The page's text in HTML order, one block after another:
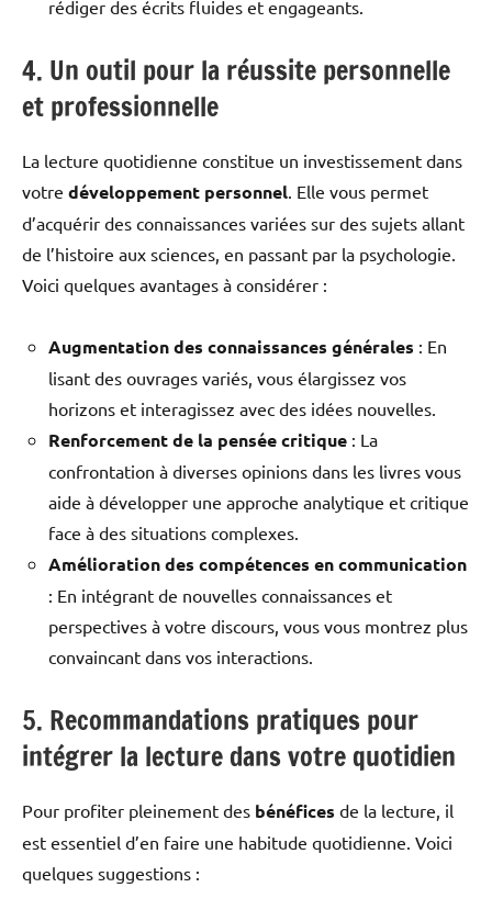
rédiger des écrits fluides et engageants.
4. Un outil pour la réussite personnelle
et professionnelle
La lecture quotidienne constitue un investissement dans
votre développement personnel. Elle vous permet
d’acquérir des connaissances variées sur des sujets allant
de l’histoire aux sciences, en passant par la psychologie.
Voici quelques avantages à considérer :
Augmentation des connaissances générales : En
lisant des ouvrages variés, vous élargissez vos
horizons et interagissez avec des idées nouvelles.
Renforcement de la pensée critique : La
confrontation à diverses opinions dans les livres vous
aide à développer une approche analytique et critique
face à des situations complexes.
Amélioration des compétences en communication
: En intégrant de nouvelles connaissances et
perspectives à votre discours, vous vous montrez plus
convaincant dans vos interactions.
5. Recommandations pratiques pour
intégrer la lecture dans votre quotidien
Pour profiter pleinement des bénéfices de la lecture, il
est essentiel d’en faire une habitude quotidienne. Voici
quelques suggestions :